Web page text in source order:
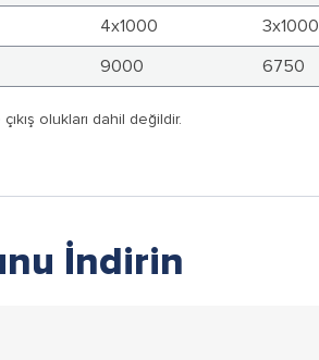
4x1000 3x1000
9000 6750
olukları dahil değildir.
İndirin